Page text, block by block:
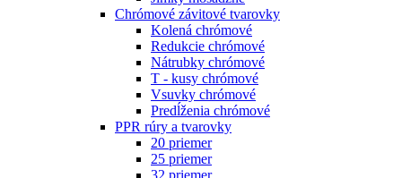
Chrómové závitové tvarovky
Kolená chrómové
Redukcie chrómové
Nátrubky chrómové
T - kusy chrómové
Vsuvky chrómové
Predĺženia chrómové
PPR rúry a tvarovky
20 priemer
25 priemer
32 priemer